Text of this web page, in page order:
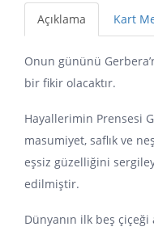
Açıklama Kart
Onun gününü
bir fikir olacaktır.
Hayallerimin Prensesi
masumiyet, saflık ve
eşsiz güzelliğini
edilmiştir.
Dünyanın ilk beş